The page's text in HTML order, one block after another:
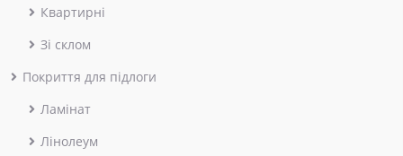
Квартирні
Зі склом
Покриття для підлоги
Ламінат
Лінолеум